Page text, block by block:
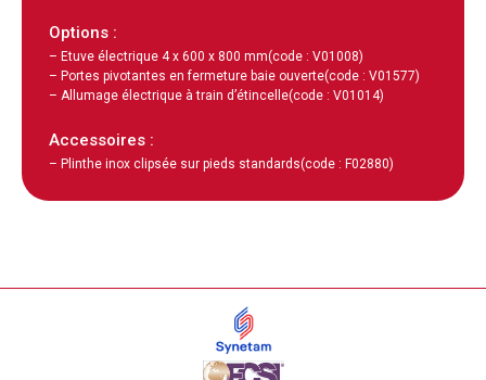
Options :
– Etuve électrique 4 x 600 x 800 mm(code : V01008)
– Portes pivotantes en fermeture baie ouverte(code : V01577)
– Allumage électrique à train d’étincelle(code : V01014)
Accessoires :
– Plinthe inox clipsée sur pieds standards(code : F02880)